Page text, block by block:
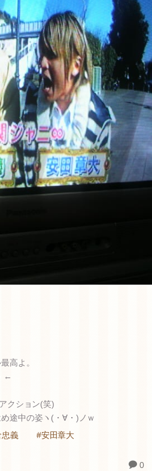
高よ。
←
クション(笑)
途中の姿ヽ(・∀・)ノｗ
忠義 #安田章大
0